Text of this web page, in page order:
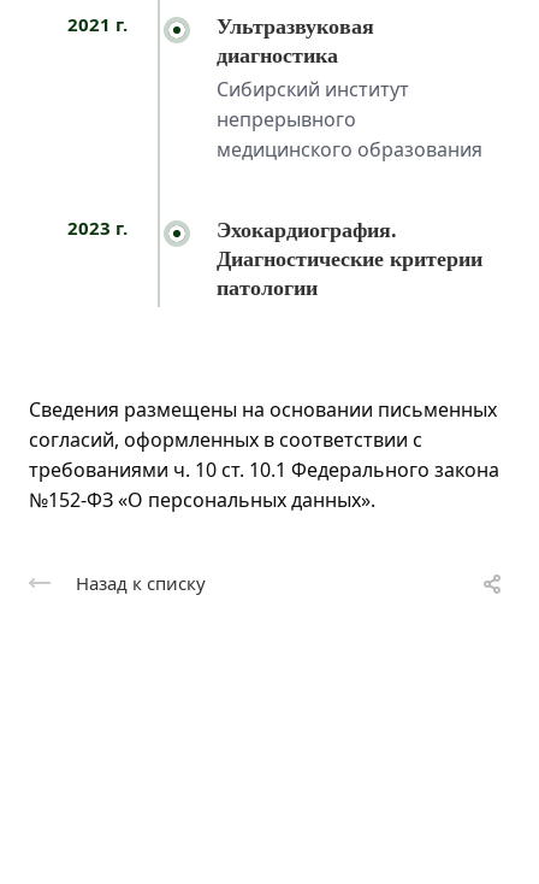
2021 г.
Ультразвуковая
диагностика
Сибирский институт
непрерывного
медицинского образования
2023 г.
Эхокардиография.
Диагностические критерии
патологии
Сведения размещены на основании письменных
согласий, оформленных в соответствии с
требованиями ч. 10 ст. 10.1 Федерального закона
№152-ФЗ «О персональных данных».
Назад к списку